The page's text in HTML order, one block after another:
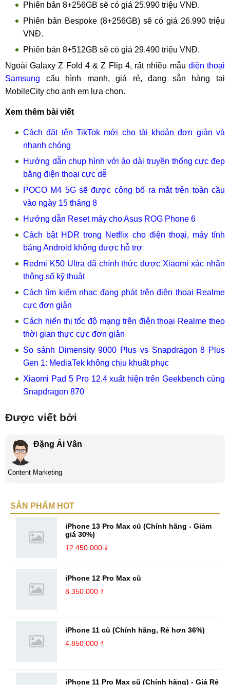
Phiên bản 8+256GB sẽ có giá 25.990 triệu VNĐ.
Phiên bản Bespoke (8+256GB) sẽ có giá 26.990 triệu
VNĐ.
Phiên bản 8+512GB sẽ có giá 29.490 triệu VNĐ.
Ngoài Galaxy Z Fold 4 & Z Flip 4, rất nhiều mẫu điện thoại
Samsung cấu hình mạnh, giá rẻ, đang sẵn hàng tại
MobileCity cho anh em lựa chọn.
Xem thêm bài viết
Cách đặt tên TikTok mới cho tài khoản đơn giản và
nhanh chóng
Hướng dẫn chụp hình với áo dài truyền thống cực đẹp
bằng điện thoại cực dễ
POCO M4 5G sẽ được công bố ra mắt trên toàn cầu
vào ngày 15 tháng 8
Hướng dẫn Reset máy cho Asus ROG Phone 6
Cách bật HDR trong Netflix cho điện thoại, máy tính
bảng Android không được hỗ trợ
Redmi K50 Ultra đã chính thức được Xiaomi xác nhận
thông số kỹ thuật
Cách tìm kiếm nhạc đang phát trên điện thoại Realme
cực đơn giản
Cách hiển thị tốc độ mạng trên điện thoại Realme theo
thời gian thực cực đơn giản
So sánh Dimensity 9000 Plus vs Snapdragon 8 Plus
Gen 1: MediaTek không chịu khuất phục
Xiaomi Pad 5 Pro 12.4 xuất hiện trên Geekbench cùng
Snapdragon 870
Được viết bởi
Đặng Ái Vân
Content Marketing
SẢN PHẨM HOT
iPhone 13 Pro Max cũ (Chính hãng - Giảm
giá 30%)
12.450.000 ₫
iPhone 12 Pro Max cũ
8.350.000 ₫
iPhone 11 cũ (Chính hãng, Rẻ hơn 36%)
4.850.000 ₫
iPhone 11 Pro Max cũ (Chính hãng) - Giá Rẻ